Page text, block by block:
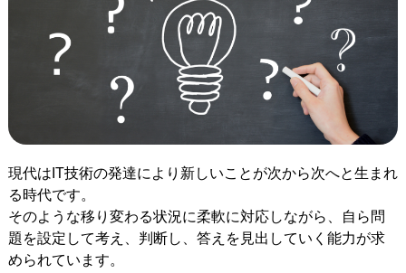
現代はIT技術の発達により新しいことが次から次へと生まれ
る時代です。
そのような移り変わる状況に柔軟に対応しながら、自ら問
題を設定して考え、判断し、答えを見出していく能力が求
められています。